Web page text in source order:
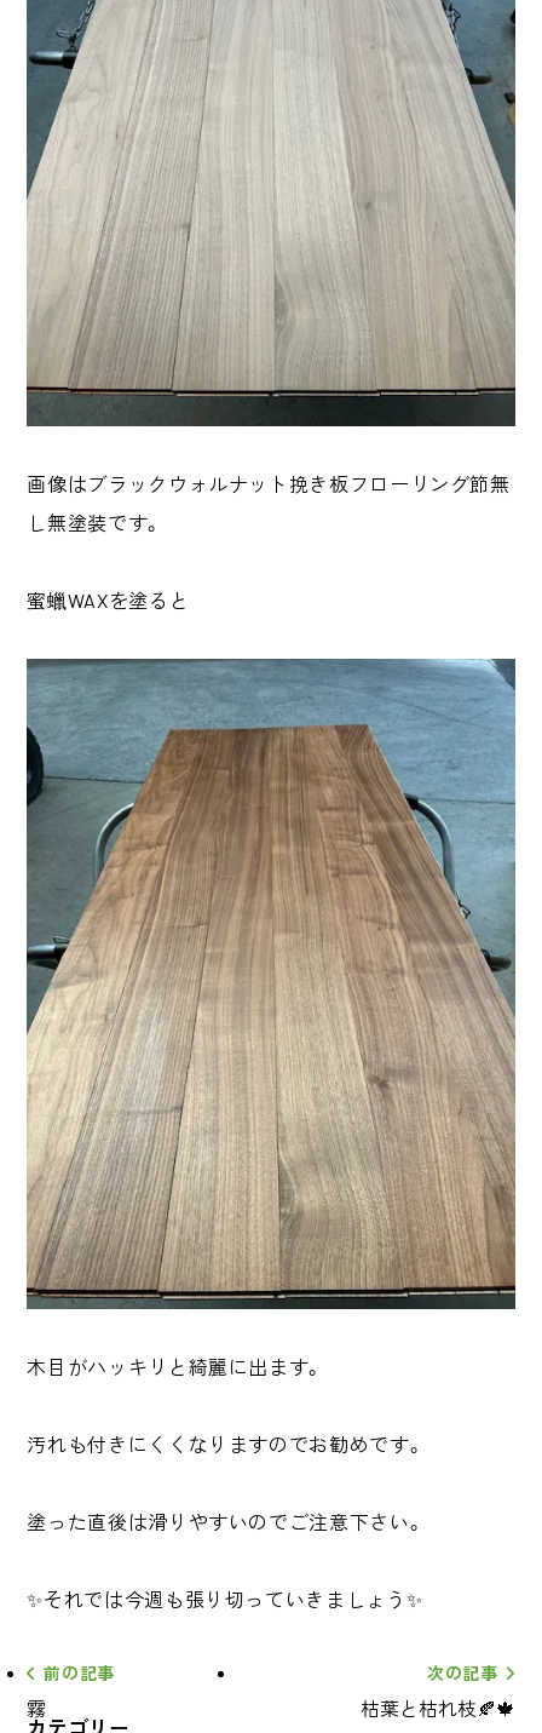
画像はブラックウォルナット挽き板フローリング節無
し無塗装です。
蜜蠟WAXを塗ると
木目がハッキリと綺麗に出ます。
汚れも付きにくくなりますのでお勧めです。
塗った直後は滑りやすいのでご注意下さい。
✨それでは今週も張り切っていきましょう✨
前の記事
霧
次の記事
枯葉と枯れ枝🍂🍁
カテゴリー